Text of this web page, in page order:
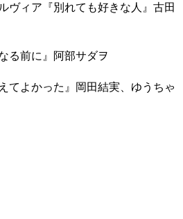
ヴィア『別れても好きな人』古田
る前に』阿部サダヲ
てよかった』岡田結実、ゆうちゃ